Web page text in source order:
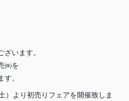
います。
㈱を
。
）より初売りフェアを開催致しま